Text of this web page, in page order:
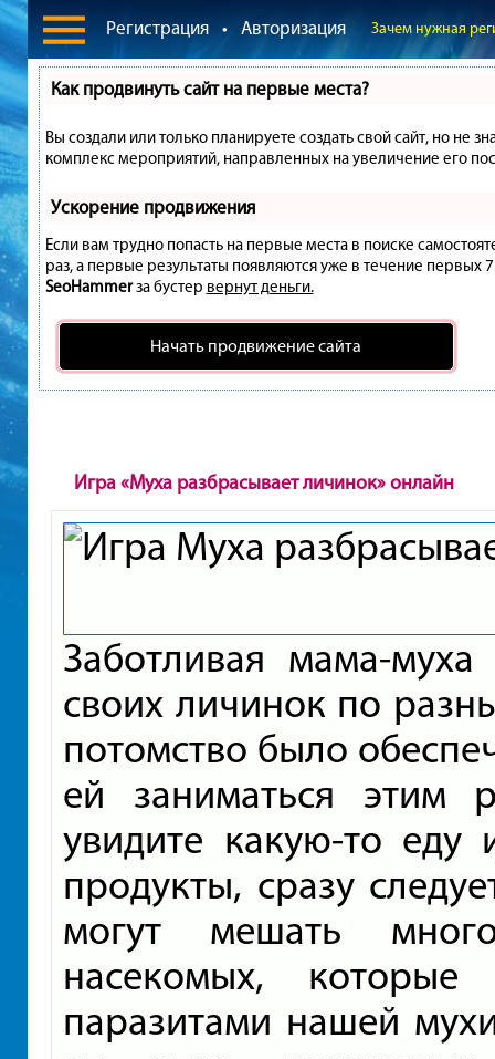
Регистрация • Авторизация Зачем нужная
Как продвинуть сайт на первые места?
Вы создали или только планируете создать свой сайт, но не
комплекс мероприятий, направленных на увеличение его
Ускорение продвижения
Если вам трудно попасть на первые места в поиске
раз, а первые результаты появляются уже в течение первых
SeoHammerза бустер вернут деньги.
Начать продвижение сайта
Игра «Муха разбрасывает личинок» онлайн
Заботливая мама-
своих личинок по
потомство было
ей заниматься этим
увидите какую-то еду
продукты, сразу
могут мешать
насекомых,
паразитами нашей